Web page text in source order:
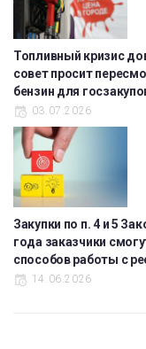
Топливный кризис
совет просит
бензин для
03.07.2026
Закупки по п. 4 и 5
года заказчики
способов работы с
14.06.2026